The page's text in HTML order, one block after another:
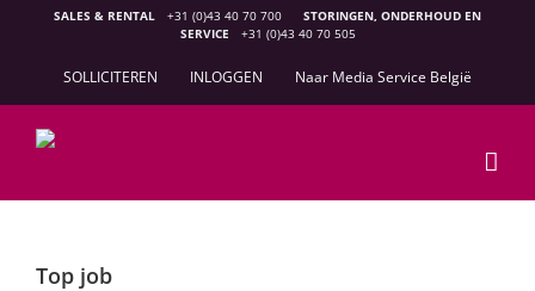
SALES & RENTAL +31 (0)43 40 70 700
STORINGEN, ONDERHOUD EN
SERVICE
+31 (0)43 40 70 505
SOLLICITEREN INLOGGEN Naar Media Service België
Top job